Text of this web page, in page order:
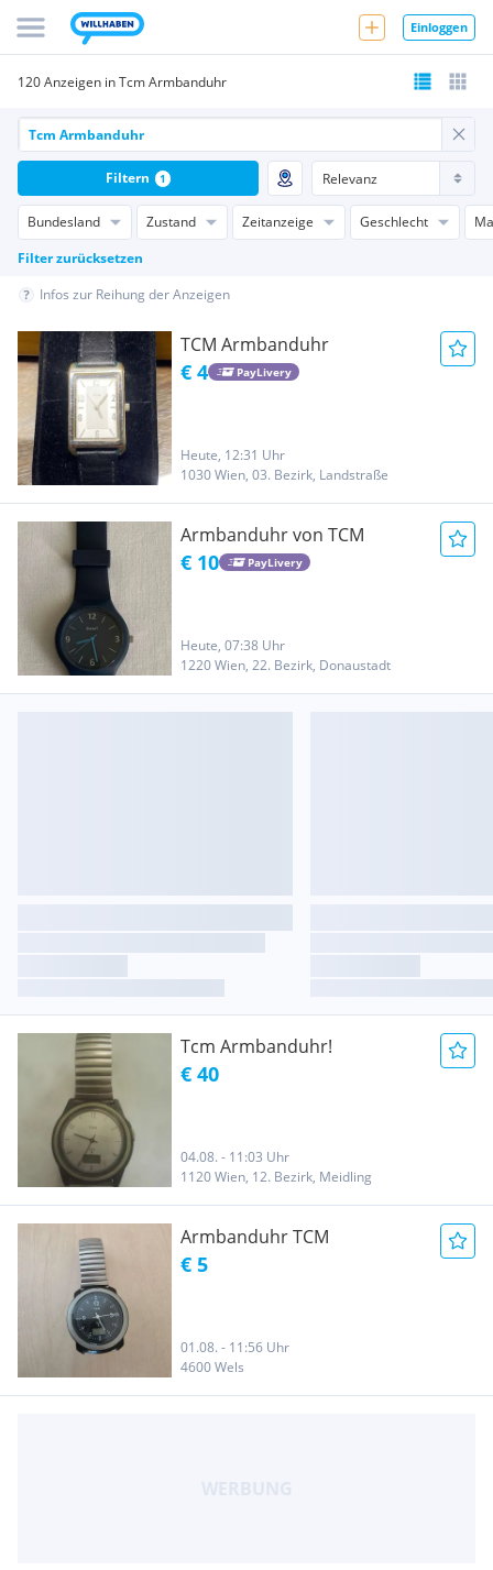
Einloggen
120 Anzeigen in Tcm Armbanduhr
Bundesland Zustand Zeitanzeige Geschlecht
Filter zurücksetzen
Filtern 1
Infos zur Reihung der Anzeigen
TCM Armbanduhr
€ 4 PayLivery
Heute, 12:31 Uhr
1030 Wien, 03. Bezirk, Landstraße
Armbanduhr von TCM
€ 10 PayLivery
Heute, 07:38 Uhr
1220 Wien, 22. Bezirk, Donaustadt
Tcm Armbanduhr!
€ 40
04.08. - 11:03 Uhr
1120 Wien, 12. Bezirk, Meidling
Armbanduhr TCM
€ 5
01.08. - 11:56 Uhr
4600 Wels